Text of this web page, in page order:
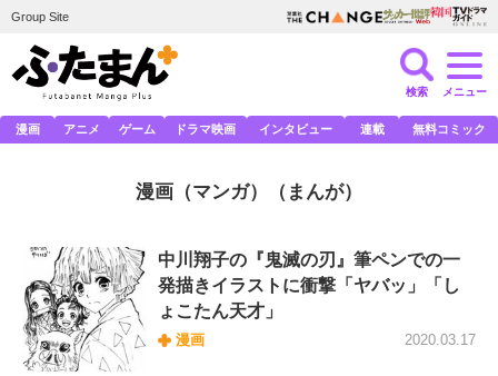
Group Site
検索 メニュー
漫画 アニメ ゲーム ドラマ映画 インタビュー 連載 無料コミック
漫画（マンガ） （まんが）
中川翔子の『鬼滅の刃』筆ペンでの一
発描きイラストに衝撃「ヤバッ」「し
ょこたん天才」
漫画 2020.03.17